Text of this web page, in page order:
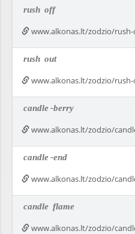
rush off
www.alkonas.lt/zodzio/
rush out
www.alkonas.lt/zodzio/
candle-berry
www.alkonas.lt/zodzio/
candle-end
www.alkonas.lt/zodzio/
candle flame
www.alkonas.lt/zodzio/